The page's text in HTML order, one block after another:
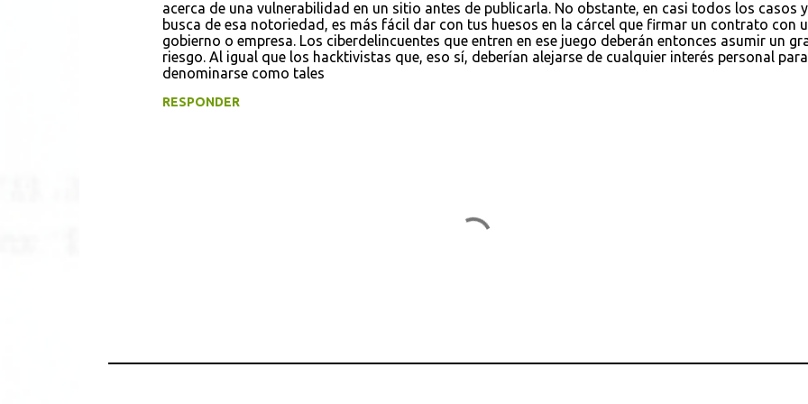
acerca de una vulnerabilidad en un sitio antes de publicarla. No obstante, en casi todos los casos
busca de esa notoriedad, es más fácil dar con tus huesos en la cárcel que firmar un contrato con
gobierno o empresa. Los ciberdelincuentes que entren en ese juego deberán entonces asumir un
riesgo. Al igual que los hacktivistas que, eso sí, deberían alejarse de cualquier interés personal para
denominarse como tales
RESPONDER